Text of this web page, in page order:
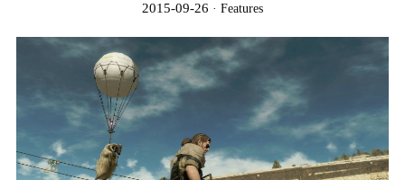
2015-09-26 Features